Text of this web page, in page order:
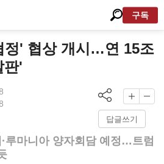
구독
정' 협상 개시…연 15조
판'
답글쓰기
루마니아 양자회담 예정…트럼